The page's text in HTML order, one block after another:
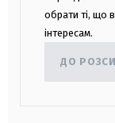
обрати ті, що
інтересам.
ДО